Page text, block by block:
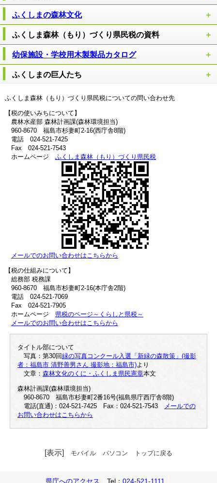
ふくしまの森林文化
ふくしま森林（もり）づくり県民税の資料
幼保施設・学校用木製製品カタログ
ふくしまの巨人たち
ふくしま森林（もり）づくり県民税についての問い合わせ先
【税の使いみちについて】
農林水産部 森林計画課(森林環境担当)
960-8670 福島市杉妻町2-16(西庁舎8階)
電話 024-521-7425
Fax 024-521-7543
ホームページ ふくしま森林（もり）づくり県民税
メールでのお問い合わせはこちらから
【税の仕組みについて】
総務部 税務課
960-8670 福島市杉妻町2-16(本庁舎2階)
電話 024-521-7069
Fax 024-521-7905
ホームページ 県税のページ～くらしと県税～
メールでのお問い合わせはこちらから
タイトル部について
写真：第30回緑の写真コンクール入選「新緑の森散策」(撮影
者：福島市 清野善男さん 撮影地：福島市)より
文章： 森林文化のくに・ふくしま県民憲章本文
森林計画課(森林環境担当)
960-8670 福島市杉妻町2番16号(福島県庁西庁舎8階)
電話(直通)：024-521-7425 Fax：024-521-7543
メールでの
お問い合わせはこちらから
[表示] モバイル パソコン トップに戻る
県庁へのアクセス Tel： 024-521-1111